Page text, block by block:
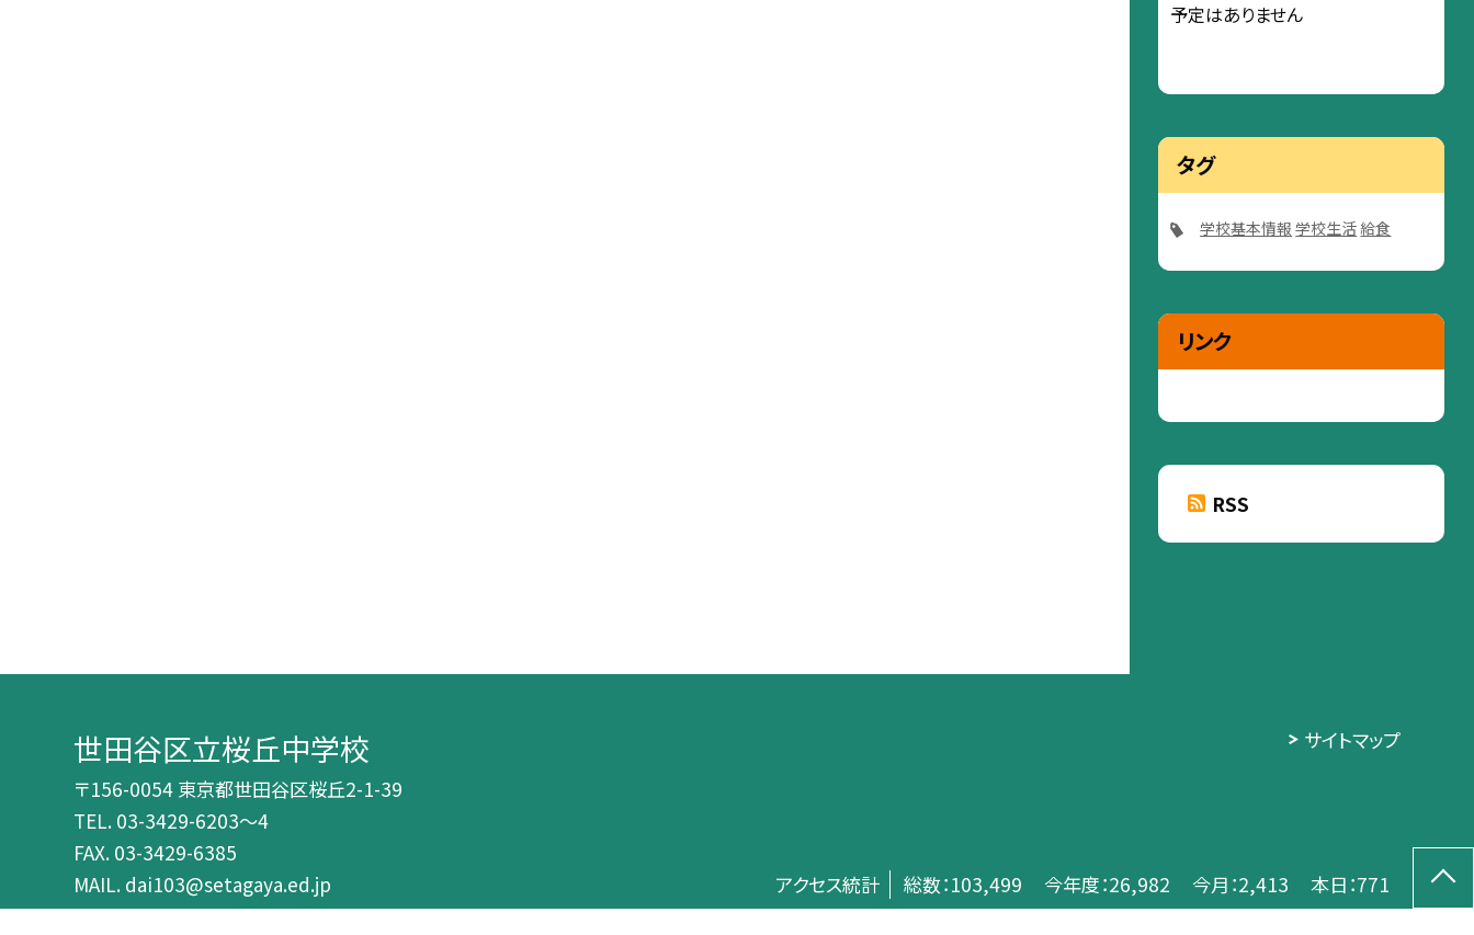
予定はありません
タグ
学校基本情報 学校生活 給食
リンク
RSS
世田谷区立桜丘中学校
〒156-0054 東京都世田谷区桜丘2-1-39
TEL. 03-3429-6203～4
FAX. 03-3429-6385
MAIL. dai103@setagaya.ed.jp
サイトマップ
アクセス統計 総数：103,499 今年度：26,982 今月：2,413 本日：771